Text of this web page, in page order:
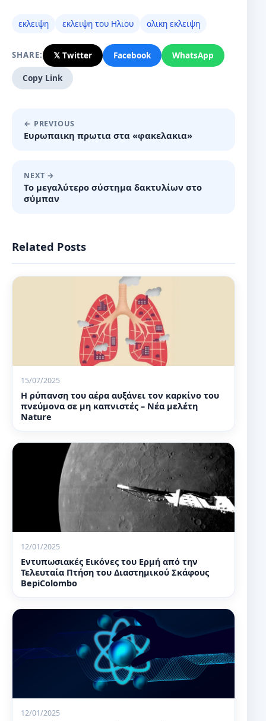
εκλειψη εκλειψη του Ηλιου ολικη εκλειψη
SHARE: 𝕏 Twitter Facebook
WhatsApp
Copy Link
← PREVIOUS
Ευρωπαικη πρωτια στα «φακελακια»
NEXT →
Το μεγαλύτερο σύστημα δακτυλίων στο
σύμπαν
Related Posts
15/07/2025
Η ρύπανση του αέρα αυξάνει τον καρκίνο του
πνεύμονα σε μη καπνιστές – Νέα μελέτη
Nature
12/01/2025
Εντυπωσιακές Εικόνες του Ερμή από την
Τελευταία Πτήση του Διαστημικού Σκάφους
BepiColombo
12/01/2025